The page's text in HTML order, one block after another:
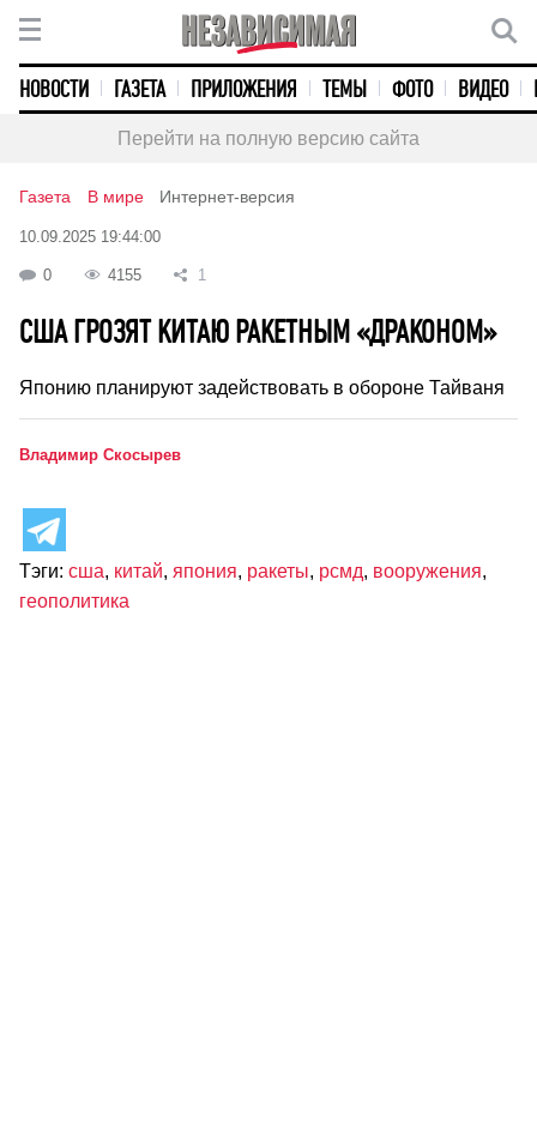
НОВОСТИ ГАЗЕТА ПРИЛОЖЕНИЯ ТЕМЫ ФОТО ВИДЕО
Перейти на полную версию сайта
Газета В мире Интернет-версия
10.09.2025 19:44:00
0 4155 1
США ГРОЗЯТ КИТАЮ РАКЕТНЫМ «ДРАКОНОМ»
Японию планируют задействовать в обороне Тайваня
Владимир Скосырев
Тэги: сша, китай, япония, ракеты, рсмд, вооружения,
геополитика